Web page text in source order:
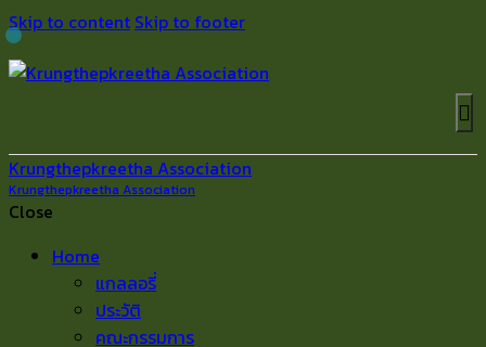
Skip to content Skip to footer
Krungthepkreetha Association
Krungthepkreetha Association
Close
Home
แกลลอรี่
ประวัติ
คณะกรรมการ